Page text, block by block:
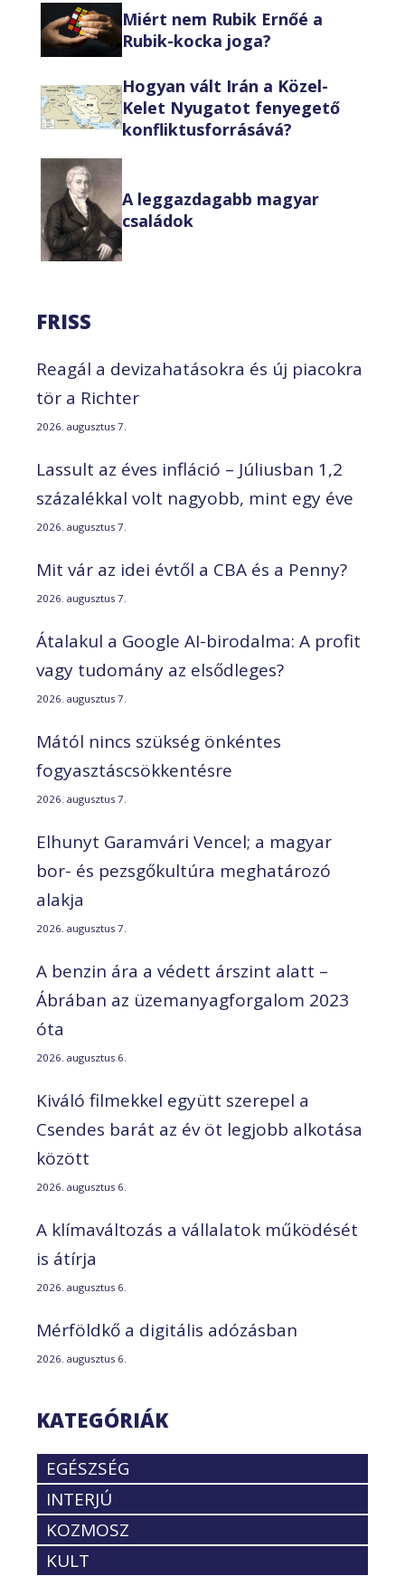
Miért nem Rubik Ernőé a
Rubik-kocka joga?
Hogyan vált Irán a Közel-
Kelet Nyugatot fenyegető
konfliktusforrásává?
A leggazdagabb magyar
családok
FRISS
Reagál a devizahatásokra és új piacokra
tör a Richter
2026. augusztus 7.
Lassult az éves infláció – Júliusban 1,2
százalékkal volt nagyobb, mint egy éve
2026. augusztus 7.
Mit vár az idei évtől a CBA és a Penny?
2026. augusztus 7.
Átalakul a Google AI-birodalma: A profit
vagy tudomány az elsődleges?
2026. augusztus 7.
Mától nincs szükség önkéntes
fogyasztáscsökkentésre
2026. augusztus 7.
Elhunyt Garamvári Vencel; a magyar
bor- és pezsgőkultúra meghatározó
alakja
2026. augusztus 7.
A benzin ára a védett árszint alatt –
Ábrában az üzemanyagforgalom 2023
óta
2026. augusztus 6.
Kiváló filmekkel együtt szerepel a
Csendes barát az év öt legjobb alkotása
között
2026. augusztus 6.
A klímaváltozás a vállalatok működését
is átírja
2026. augusztus 6.
Mérföldkő a digitális adózásban
2026. augusztus 6.
KATEGÓRIÁK
EGÉSZSÉG
INTERJÚ
KOZMOSZ
KULT